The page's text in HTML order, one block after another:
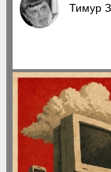
Тимур